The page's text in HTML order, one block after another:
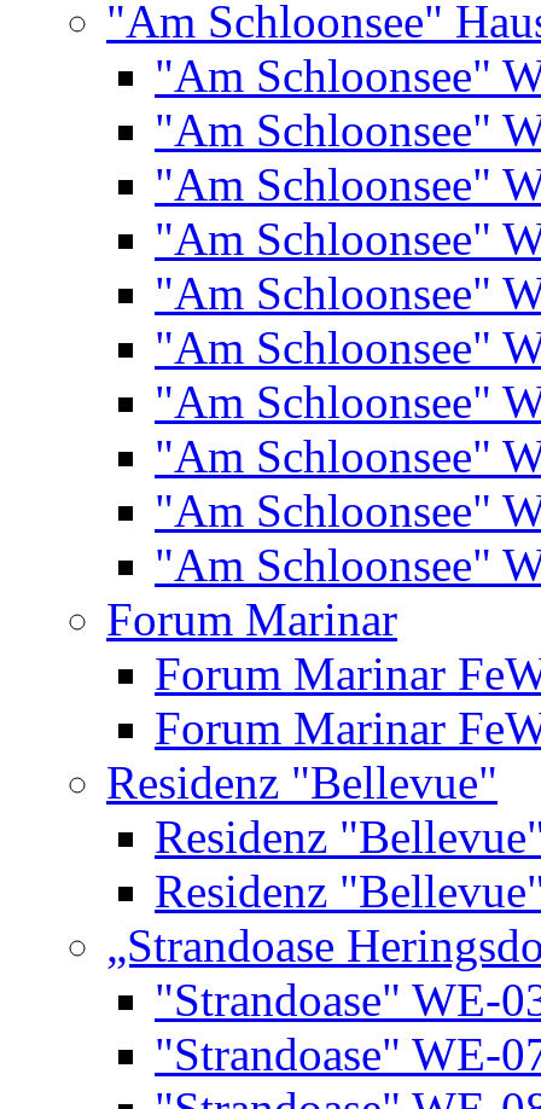
"Am Schloonsee"
"Am Schloonsee"
"Am Schloonsee"
"Am Schloonsee"
"Am Schloonsee"
"Am Schloonsee"
"Am Schloonsee"
"Am Schloonsee"
"Am Schloonsee"
"Am Schloonsee"
"Am Schloonsee"
Forum Marinar
Forum Marinar
Forum Marinar
Residenz "Bellevue"
Residenz
Residenz
„Strandoase
"Strandoase" WE-
"Strandoase" WE-